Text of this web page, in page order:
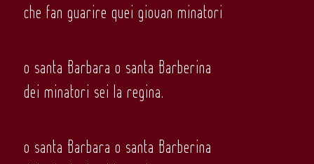
che fan guarire quei giovan minatori
o santa Barbara o santa Barberina
dei minatori sei la regina.
o santa Barbara o santa Barberina